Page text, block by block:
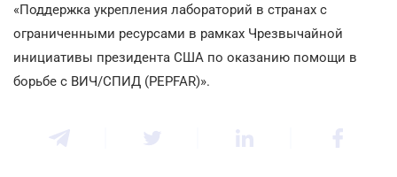
«Поддержка укрепления лабораторий в странах с
ограниченными ресурсами в рамках Чрезвычайной
инициативы президента США по оказанию помощи в
борьбе с ВИЧ/СПИД (PEPFAR)».